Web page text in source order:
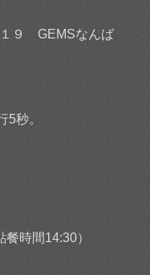
１９ GEMSなんば
5秒。
時間14:30）